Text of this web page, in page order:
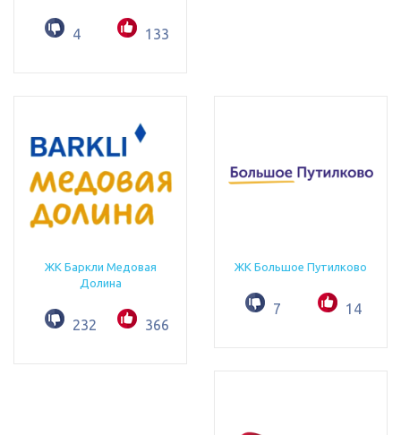
4 133
ЖК Баркли Медовая
Долина
232 366
ЖК Большое Путилково
7 14